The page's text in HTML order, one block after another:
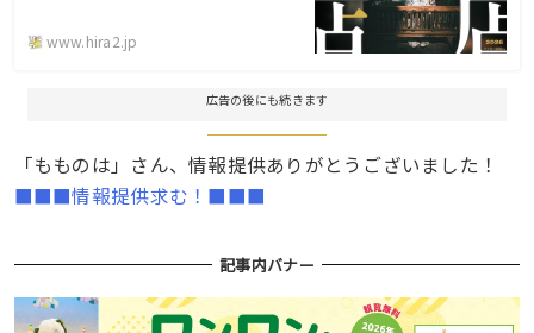
www.hira2.jp
広告の後にも続きます
「もものは」さん、情報提供ありがとうございました！
■■■情報提供求む！■■■
記事内バナー